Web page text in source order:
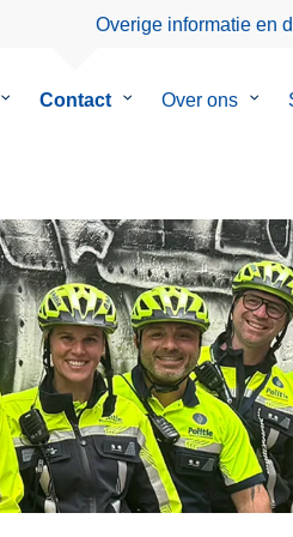
Overige informatie en
Submenu
Contact
SubmenuOver ons